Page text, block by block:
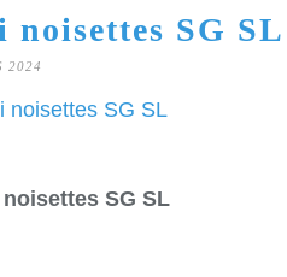
SG SL
2024
SG SL